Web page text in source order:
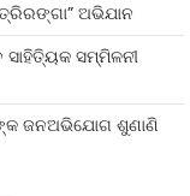
ଅଭିଯାନ
ସାହିତ୍ୟିକ ସମ୍ମିଳନୀ
ଜନଅଭିଯୋଗ ଶୁଣାଣି